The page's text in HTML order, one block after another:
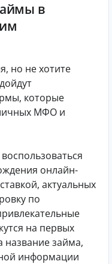
в
но не хотите
которые
МФО и
онлайн-
актуальных
по
на первых
название займа,
информации